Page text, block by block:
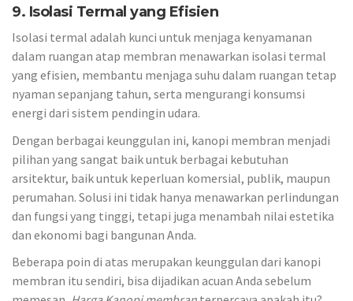
9. Isolasi Termal yang Efisien
Isolasi termal adalah kunci untuk menjaga kenyamanan
dalam ruangan atap membran menawarkan isolasi termal
yang efisien, membantu menjaga suhu dalam ruangan tetap
nyaman sepanjang tahun, serta mengurangi konsumsi
energi dari sistem pendingin udara.
Dengan berbagai keunggulan ini, kanopi membran menjadi
pilihan yang sangat baik untuk berbagai kebutuhan
arsitektur, baik untuk keperluan komersial, publik, maupun
perumahan. Solusi ini tidak hanya menawarkan perlindungan
dan fungsi yang tinggi, tetapi juga menambah nilai estetika
dan ekonomi bagi bangunan Anda.
Beberapa poin di atas merupakan keunggulan dari kanopi
membran itu sendiri, bisa dijadikan acuan Anda sebelum